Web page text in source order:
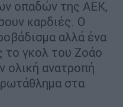
οπαδών της ΑΕΚ,
καρδιές. Ο
αλλά ένα
το γκολ του Ζοάο
ολική ανατροπή
στα